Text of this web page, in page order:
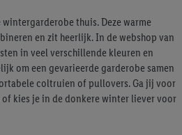
thuis. Deze warme
en zit heerlijk. In de webshop van
in veel verschillende kleuren en
om een gevarieerde garderobe samen
coltruien of pullovers. Ga jij voor
kies je in de donkere winter liever voor